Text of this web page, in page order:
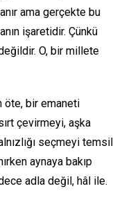
ama gerçekte bu
işaretidir. Çünkü
O, bir millete
öte, bir emaneti
çevirmeyi, aşka
seçmeyi temsil
aynaya bakıp
adla değil, hâl ile.